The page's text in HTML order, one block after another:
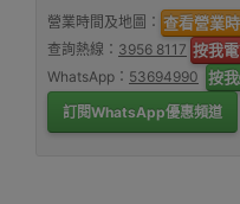
營業時間及地圖： 查看營業
查詢熱線： 3956 8117 按我
WhatsApp： 53694990 按我
訂閱WhatsApp優惠頻道